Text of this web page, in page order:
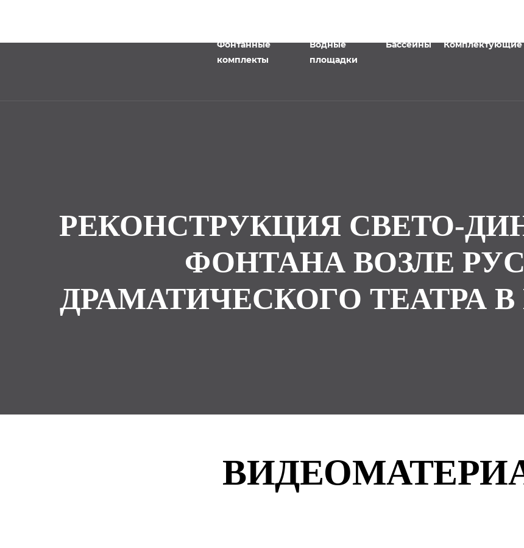
Фонтанные
комплекты
Водные
площадки
Бассейны Комплектующие
РЕКОНСТРУКЦИЯ СВЕТО-
ФОНТАНА ВОЗЛЕ
ДРАМАТИЧЕСКОГО ТЕАТРА